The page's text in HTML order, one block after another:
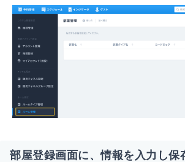
部屋登録画面に、情報を入力し保